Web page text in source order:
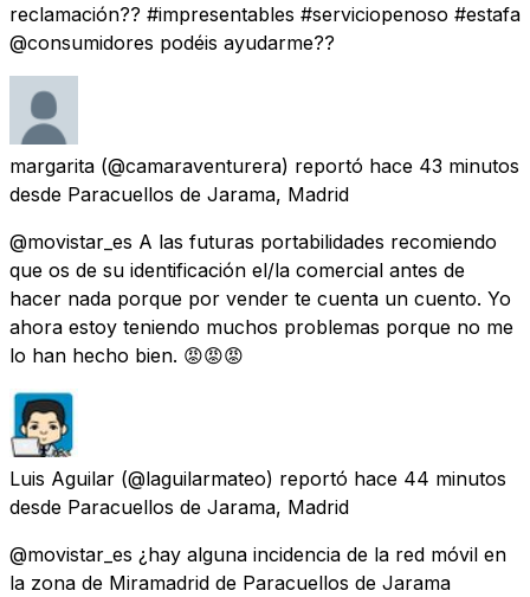
reclamación?? #impresentables #serviciopenoso #estafa
@consumidores podéis ayudarme??
margarita (@camaraventurera) reportó hace 43 minutos
desde Paracuellos de Jarama, Madrid
@movistar_es A las futuras portabilidades recomiendo
que os de su identificación el/la comercial antes de
hacer nada porque por vender te cuenta un cuento. Yo
ahora estoy teniendo muchos problemas porque no me
lo han hecho bien. 😡😡😡
Luis Aguilar (@laguilarmateo) reportó hace 44 minutos
desde Paracuellos de Jarama, Madrid
@movistar_es ¿hay alguna incidencia de la red móvil en
la zona de Miramadrid de Paracuellos de Jarama